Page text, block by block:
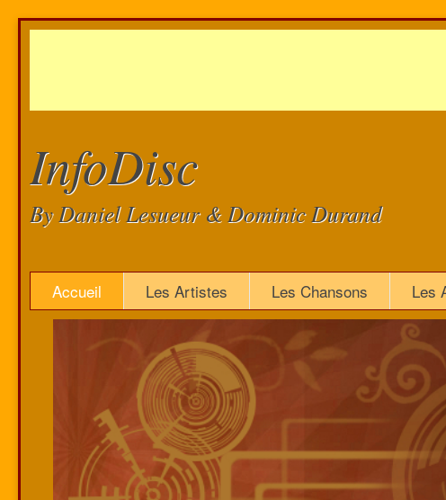
InfoDisc
By Daniel Lesueur & Dominic Durand
Accueil Les Artistes Les Chansons Les